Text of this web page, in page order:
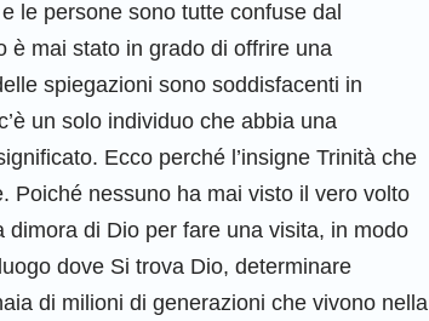
le persone sono tutte confuse dal
è mai stato in grado di offrire una
spiegazioni sono soddisfacenti in
un solo individuo che abbia una
Ecco perché l’insigne Trinità che
Poiché nessuno ha mai visto il vero volto
di Dio per fare una visita, in modo
dove Si trova Dio, determinare
di milioni di generazioni che vivono nella